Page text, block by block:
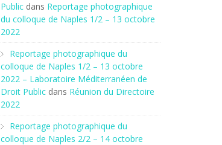
Public dans Reportage photographique
du colloque de Naples 1/2 – 13 octobre
2022
Reportage photographique du
colloque de Naples 1/2 – 13 octobre
2022 – Laboratoire Méditerranéen de
Droit Public dans Réunion du Directoire
2022
Reportage photographique du
colloque de Naples 2/2 – 14 octobre